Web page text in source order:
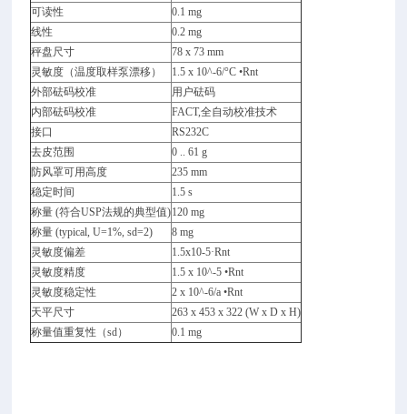
可读性
0.1 mg
线性
0.2 mg
秤盘尺寸
78 x 73 mm
灵敏度（温度取样泵漂移）
1.5 x 10^-6/°C •Rnt
外部砝码校准
用户砝码
内部砝码校准
FACT,全自动校准技术
接口
RS232C
去皮范围
0 .. 61 g
防风罩可用高度
235 mm
稳定时间
1.5 s
称量 (符合USP法规的典型值)120 mg
称量 (typical, U=1%, sd=2)
8 mg
灵敏度偏差
1.5x10-5·Rnt
灵敏度精度
1.5 x 10^-5 •Rnt
灵敏度稳定性
2 x 10^-6/a •Rnt
天平尺寸
263 x 453 x 322 (W x D x H)
称量值重复性（sd）
0.1 mg